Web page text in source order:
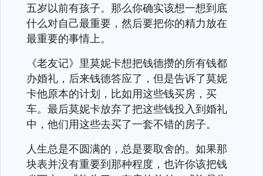
五岁以前有孩子。那么你确实该想一想到底
什么对自己最重要，然后要把你的精力放在
最重要的事情上。
《老友记》里莫妮卡想把钱德攒的所有钱都
办婚礼，后来钱德答应了，但是告诉了莫妮
卡他原本的计划，比如用这些钱买房，买
车。最后莫妮卡放弃了把这些钱投入到婚礼
中，他们用这些去买了一套不错的房子。
人生总是不圆满的，总是要取舍的。如果那
块表并没有重要到那种程度，也许你该把钱